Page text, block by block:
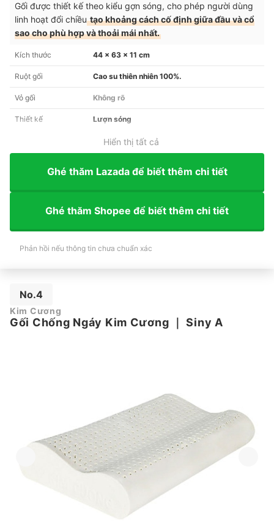
Gối được thiết kế theo kiểu gợn sóng, cho phép người dùng
linh hoạt đổi chiềutạo khoảng cách cố định giữa đầu và cổ
sao cho phù hợp và thoải mái nhất.
Kích thước 44 x 63 x 11 cm
Ruột gối Cao su thiên nhiên 100%.
Vỏ gối Không rõ
Thiết kế Lượn sóng
Hiển thị tất cả
Ghé thăm Lazada để biết thêm chi tiết
Ghé thăm Shopee để biết thêm chi tiết
Phản hồi nếu thông tin chưa chuẩn xác
No.4
Kim Cương
Gối Chống Ngáy Kim Cương ｜Siny A